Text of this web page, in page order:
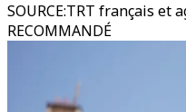
SOURCE:TRT français et
RECOMMANDÉ